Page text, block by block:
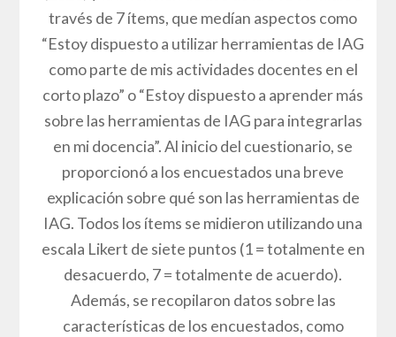
través de 7 ítems, que medían aspectos como
“Estoy dispuesto a utilizar herramientas de IAG
como parte de mis actividades docentes en el
corto plazo” o “Estoy dispuesto a aprender más
sobre las herramientas de IAG para integrarlas
en mi docencia”. Al inicio del cuestionario, se
proporcionó a los encuestados una breve
explicación sobre qué son las herramientas de
IAG. Todos los ítems se midieron utilizando una
escala Likert de siete puntos (1 = totalmente en
desacuerdo, 7 = totalmente de acuerdo).
Además, se recopilaron datos sobre las
características de los encuestados, como